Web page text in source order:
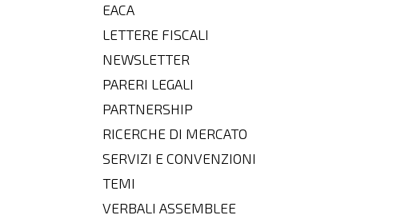
EACA
LETTERE FISCALI
NEWSLETTER
PARERI LEGALI
PARTNERSHIP
RICERCHE DI MERCATO
SERVIZI E CONVENZIONI
TEMI
VERBALI ASSEMBLEE